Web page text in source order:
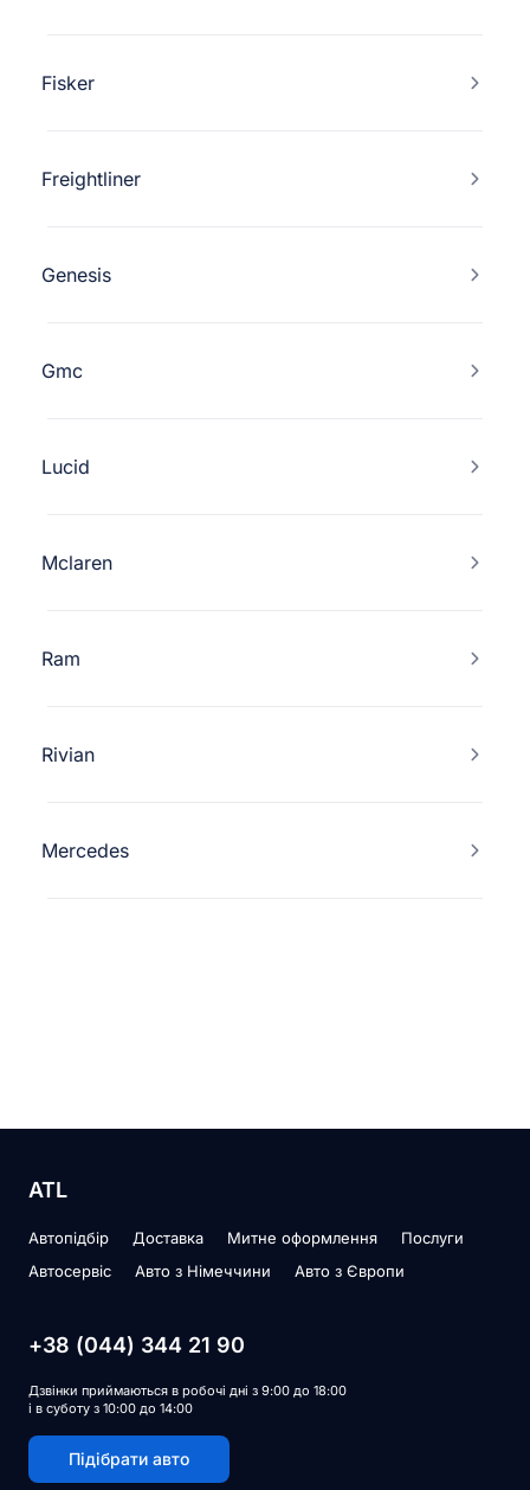
Fisker
Freightliner
Genesis
Gmc
Lucid
Mclaren
Ram
Rivian
Mercedes
ATL
Автопідбір Доставка Митне оформлення
Послуги
Автосервіс
Авто з Німеччини Авто з Європи
+38 (044) 344 21 90
Дзвінки приймаються в робочі дні з 9:00 до 18:00
і в суботу з 10:00 до 14:00
Підібрати авто